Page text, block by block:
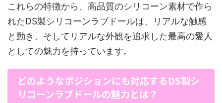
これらの特徴から、高品質のシリコーン素材で作ら
れたDS製シリコーンラブドールは、リアルな触感
と動き、そしてリアルな外観を追求した最高の愛人
としての魅力を持っています。
どのようなポジションにも対応するDS製シ
リコーンラブドールの魅力とは？